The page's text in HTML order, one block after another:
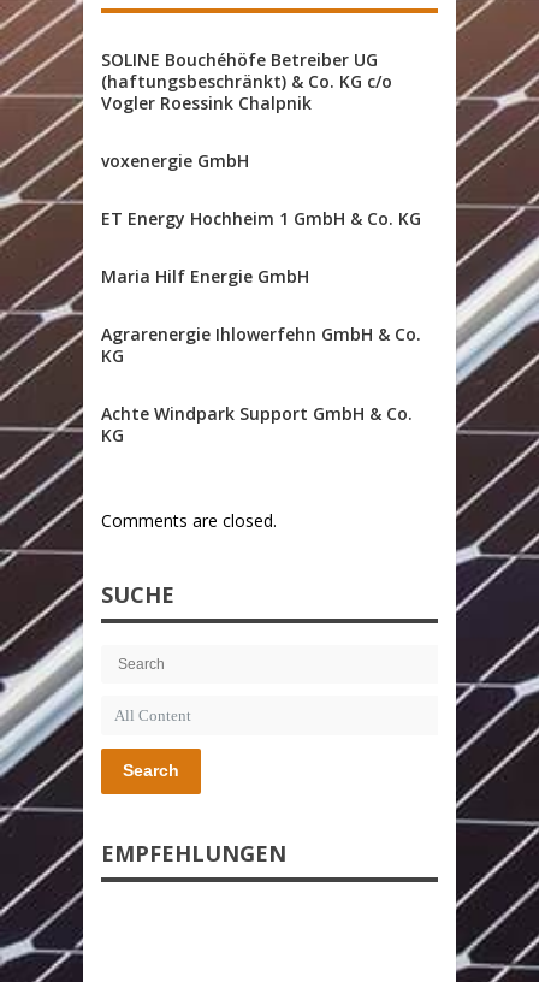
SOLINE Bouchéhöfe Betreiber UG
(haftungsbeschränkt) & Co. KG c/o
Vogler Roessink Chalpnik
voxenergie GmbH
ET Energy Hochheim 1 GmbH & Co. KG
Maria Hilf Energie GmbH
Agrarenergie Ihlowerfehn GmbH & Co.
KG
Achte Windpark Support GmbH & Co.
KG
Comments are closed.
SUCHE
Search
EMPFEHLUNGEN